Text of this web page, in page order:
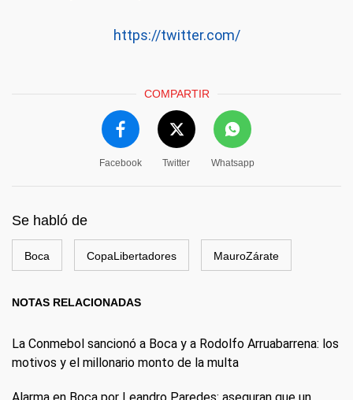
https://twitter.com/
COMPARTIR
Facebook Twitter Whatsapp
Se habló de
Boca CopaLibertadores MauroZárate
NOTAS RELACIONADAS
La Conmebol sancionó a Boca y a Rodolfo Arruabarrena: los
motivos y el millonario monto de la multa